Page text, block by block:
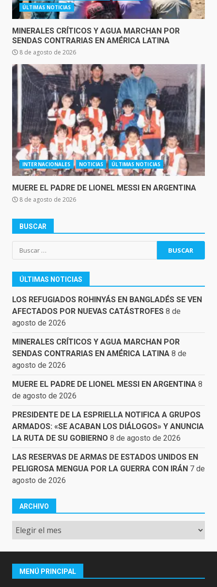
ÚLTIMAS NOTICIAS
MINERALES CRÍTICOS Y AGUA MARCHAN POR
SENDAS CONTRARIAS EN AMÉRICA LATINA
8 de agosto de 2026
INTERNACIONALES NOTICIAS ÚLTIMAS NOTICIAS
MUERE EL PADRE DE LIONEL MESSI EN ARGENTINA
8 de agosto de 2026
BUSCAR
Buscar:
ÚLTIMAS NOTICIAS
LOS REFUGIADOS ROHINYÁS EN BANGLADÉS SE VEN
AFECTADOS POR NUEVAS CATÁSTROFES 8 de
agosto de 2026
MINERALES CRÍTICOS Y AGUA MARCHAN POR
SENDAS CONTRARIAS EN AMÉRICA LATINA 8 de
agosto de 2026
MUERE EL PADRE DE LIONEL MESSI EN ARGENTINA 8
de agosto de 2026
PRESIDENTE DE LA ESPRIELLA NOTIFICA A GRUPOS
ARMADOS: «SE ACABAN LOS DIÁLOGOS» Y ANUNCIA
LA RUTA DE SU GOBIERNO 8 de agosto de 2026
LAS RESERVAS DE ARMAS DE ESTADOS UNIDOS EN
PELIGROSA MENGUA POR LA GUERRA CON IRÁN 7 de
agosto de 2026
ARCHIVO
Archivo
MENÚ PRINCIPAL